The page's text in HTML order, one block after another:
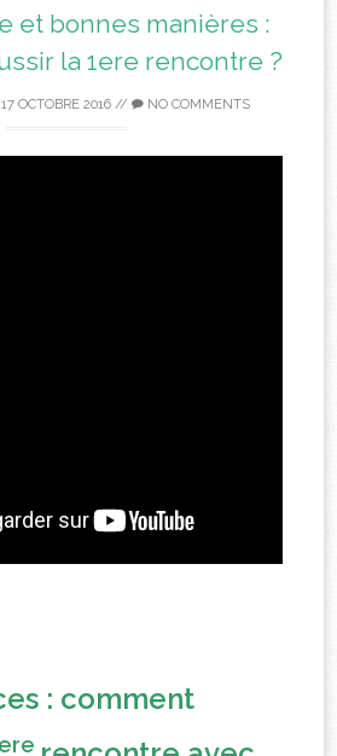
et bonnes manières :
la 1ere rencontre ?
17 OCTOBRE 2016 // NO COMMENTS
: comment
ere